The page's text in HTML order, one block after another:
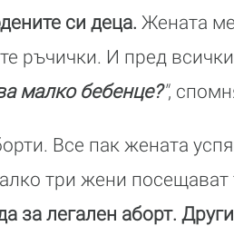
си деца. Жената
ръчички. И пред всички
малко бебенце?",
Все пак жената
три жени посещават
за легален аборт.